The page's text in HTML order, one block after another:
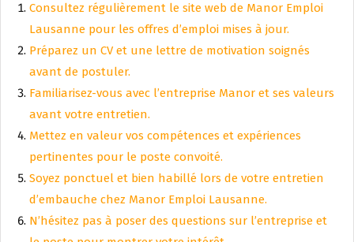
Consultez régulièrement le site web de Manor Emploi
Lausanne pour les offres d’emploi mises à jour.
Préparez un CV et une lettre de motivation soignés
avant de postuler.
Familiarisez-vous avec l’entreprise Manor et ses valeurs
avant votre entretien.
Mettez en valeur vos compétences et expériences
pertinentes pour le poste convoité.
Soyez ponctuel et bien habillé lors de votre entretien
d’embauche chez Manor Emploi Lausanne.
N’hésitez pas à poser des questions sur l’entreprise et